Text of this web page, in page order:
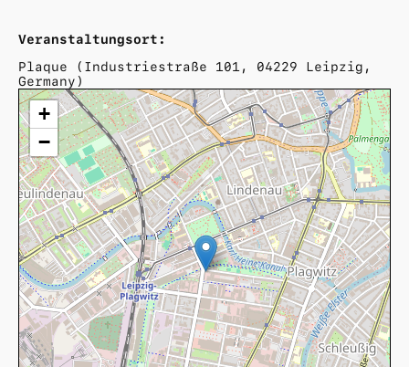
Veranstaltungsort:
Plaque (Industriestraße 101, 04229 Leipzig,
Germany)
+
−